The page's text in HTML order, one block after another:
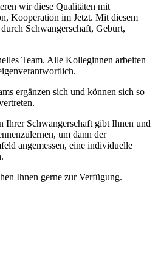
wir diese Qualitäten mit
Kooperation im Jetzt. Mit diesem
Schwangerschaft, Geburt,
Team. Alle Kolleginnen arbeiten
ergänzen sich und können sich so
Ihrer Schwangerschaft gibt Ihnen und
um dann der
angemessen, eine individuelle
Ihnen gerne zur Verfügung.